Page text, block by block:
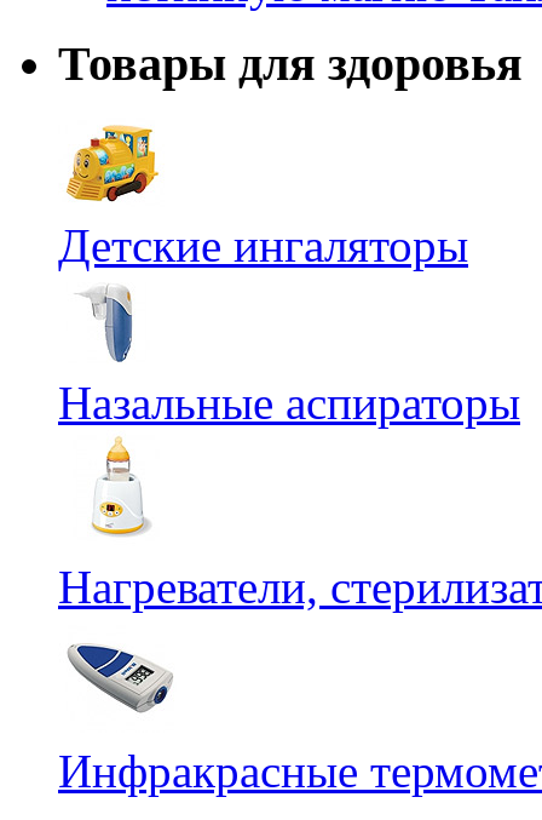
Товары для здоровья
Детские ингаляторы
Назальные аспираторы
Нагреватели,
Инфракрасные